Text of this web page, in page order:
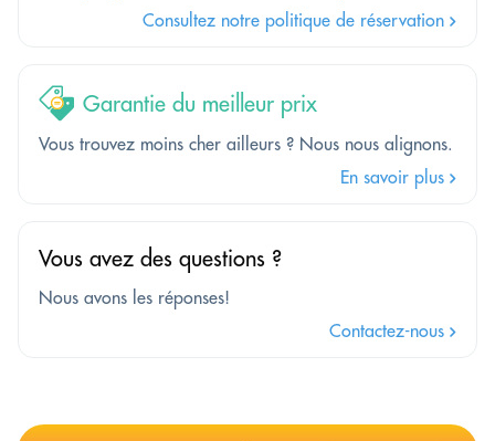
Consultez notre politique de réservation
Garantie du meilleur prix
Vous trouvez moins cher ailleurs ? Nous nous alignons.
En savoir plus
Vous avez des questions ?
Nous avons les réponses!
Contactez-nous